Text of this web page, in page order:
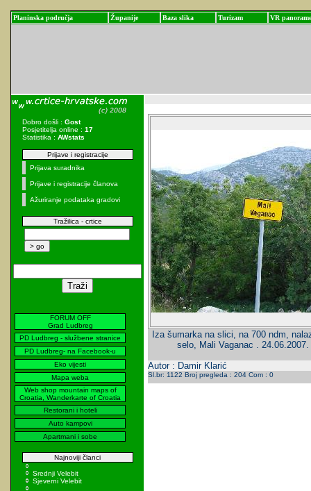
Planinska područja Županije Baza slika Turizam VR panorame
Dobro došli : Gost
Posjetitelja online : 17
Statistika : AWstats
Prijave i registracije
Prijava suradnika
Prijave i registracije članova
Ažuriranje podataka gradovi
Tražilica - crtice
FORUM OFF
Grad Ludbreg
PD Ludbreg - službene stranice
PD Ludbreg- na Facebook-u
Eko vijesti
Mapa weba
Web shop mountain maps of
Croatia, Wanderkarte of Croatia
Restorani i hoteli
Auto kampovi
Apartmani i sobe
Najnoviji članci
Srednji Velebit
Sjeverni Velebit
Iza šumarka na slici, na 700 ndm,
selo, Mali Vaganac .
Autor : Damir Klarić
Sl.br: 1122 Broj pregleda : 204 Com : 0